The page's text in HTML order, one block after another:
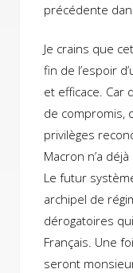
précédente
Je crains que
fin de l’espoir
et efficace. Car
de compromis,
privilèges
Macron n’a
Le futur
archipel de
dérogatoires
Français. Une
seront